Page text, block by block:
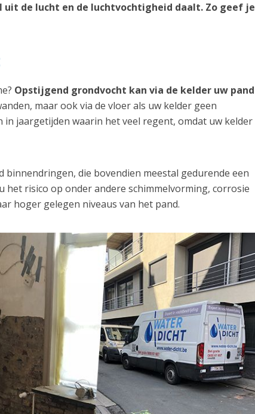
de lucht en de luchtvochtigheid daalt. Zo geef je
Opstijgend grondvocht kan via de kelder uw pand
maar ook via de vloer als uw kelder geen
jaargetijden waarin het veel regent, omdat uw kelder
die bovendien meestal gedurende een
risico op onder andere schimmelvorming, corrosie
hoger gelegen niveaus van het pand.